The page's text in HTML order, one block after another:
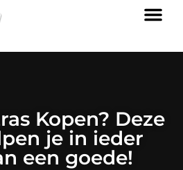
Kopen? Deze
je in ieder
een goede!